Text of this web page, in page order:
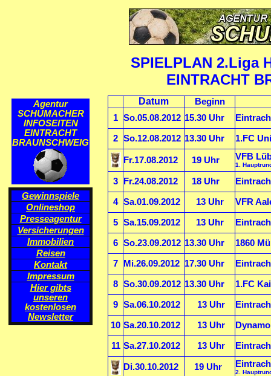
SPIELPLAN 2.Liga
EINTRACHT
Agentur
SCHUMACHER
INFOSEITEN
EINTRACHT
BRAUNSCHWEIG
Gewinnspiele
Onlineshop
Presseagentur
Versicherungen
Immobilien
Reisen
Kontakt
Impressum
Hier gibts
unseren
kostenlosen
Newsletter
Datum
Beginn
1 So.05.08.2012 15.30 Uhr
2 So.12.08.2012 13.30 Uhr 1.FC
Fr.17.08.2012 19 Uhr VFB
1.
3 Fr.24.08.2012 18 Uhr
4 Sa.01.09.2012 13 Uhr VFR
5 Sa.15.09.2012 13 Uhr
6 So.23.09.2012 13.30 Uhr 1860
7 Mi.26.09.2012 17.30 Uhr
8 So.30.09.2012 13.30 Uhr 1.FC
9 Sa.06.10.2012 13 Uhr
10 Sa.20.10.2012 13 Uhr
11 Sa.27.10.2012 13 Uhr
Di.30.10.2012 19 Uhr
2.